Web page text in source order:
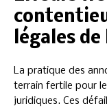
légales
La pratique des
terrain fertile pour
juridiques. Ces